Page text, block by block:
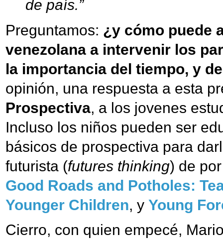
de país.”
Preguntamos: ¿y cómo puede
venezolana a intervenir los
la importancia del tiempo, y
opinión, una respuesta a esta
Prospectiva, a los jovenes
Incluso los niños pueden ser
básicos de prospectiva para
futurista (futures thinking) de
Good Roads and Potholes:
Younger Children, y Young
Cierro, con quien empecé,